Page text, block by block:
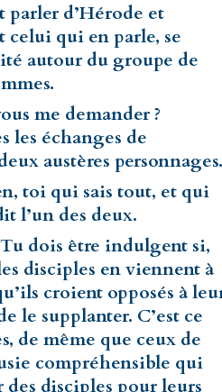
parler d’Hérode et
celui qui en parle, se
autour du groupe de
me demander ?
les échanges de
austères personnages.
toi qui sais tout, et qui
l’un des deux.
dois être indulgent si,
disciples en viennent à
croient opposés à
le supplanter. C’est ce
de même que ceux de
compréhensible qui
disciples pour leurs